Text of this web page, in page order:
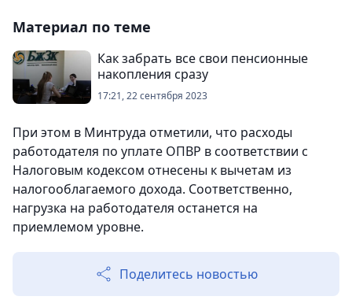
Материал по теме
Как забрать все свои пенсионные
накопления сразу
17:21, 22 сентября 2023
При этом в Минтруда отметили, что расходы
работодателя по уплате ОПВР в соответствии с
Налоговым кодексом отнесены к вычетам из
налогооблагаемого дохода. Соответственно,
нагрузка на работодателя останется на
приемлемом уровне.
Поделитесь новостью